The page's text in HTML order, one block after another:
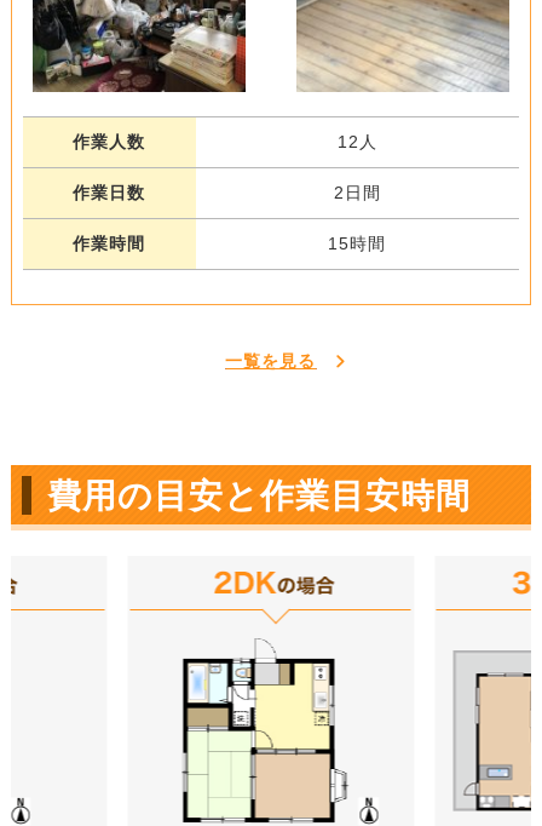
作業人数 12人
作業日数 2日間
作業時間 15時間
一覧を見る
費用の目安と作業目安時間